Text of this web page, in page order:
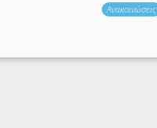
Ανακοινώσεις